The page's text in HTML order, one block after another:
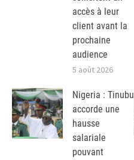
accès à leur
client avant la
prochaine
audience
5 août 2026
Nigeria : Tinubu
accorde une
hausse
salariale
pouvant